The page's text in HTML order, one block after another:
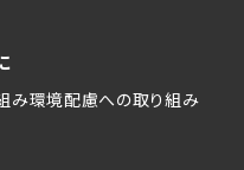
み環境配慮への取り組み